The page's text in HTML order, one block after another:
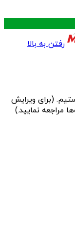
رفتن به بالا
هستیم. (برای ویرایش
مراجعه نمایید.)